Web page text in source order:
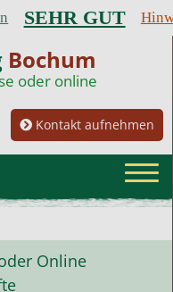
SEHR GUT
Bochum
oder online
Kontakt aufnehmen
Online